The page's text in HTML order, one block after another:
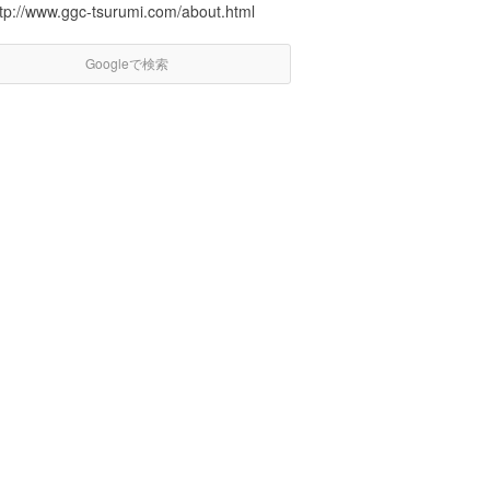
www.ggc-tsurumi.com/about.html
Googleで検索